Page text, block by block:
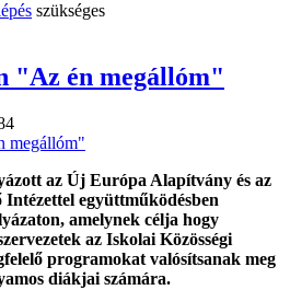
szükséges
"Az én megállóm"
az Új Európa Alapítvány és az
együttműködésben
amelynek célja hogy
az Iskolai Közösségi
programokat valósítsanak meg
diákjai számára.